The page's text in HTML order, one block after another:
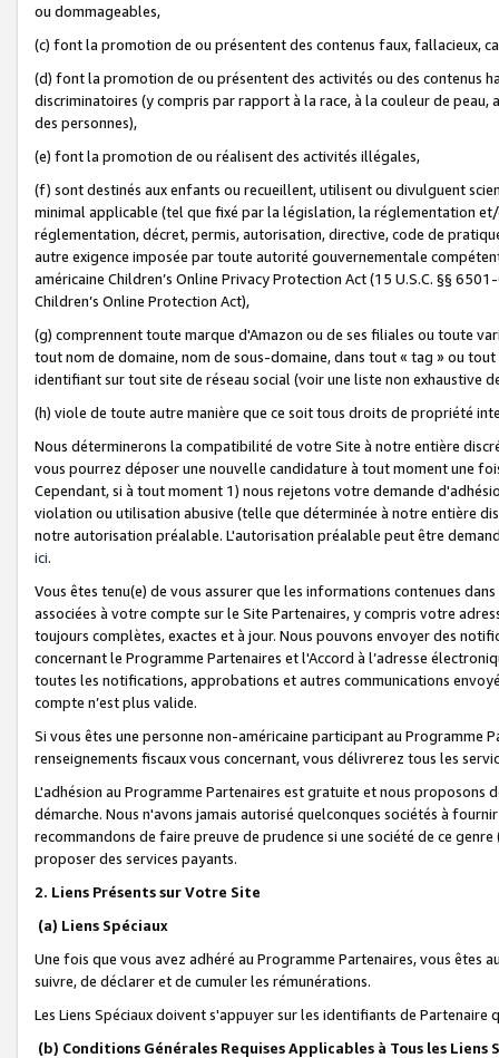
ou dommageables,
(c) font la promotion de ou présentent des contenus faux, fallacieux,
(d) font la promotion de ou présentent des activités ou des contenus
discriminatoires (y compris par rapport à la race, à la couleur de
des personnes),
(e) font la promotion de ou réalisent des activités illégales,
(f) sont destinés aux enfants ou recueillent, utilisent ou divulguent
minimal applicable (tel que fixé par la législation, la réglementation
réglementation, décret, permis, autorisation, directive, code de
autre exigence imposée par toute autorité gouvernementale
américaine Children’s Online Privacy Protection Act (15 U.S.C. §§
Children’s Online Protection Act),
(g) comprennent toute marque d'Amazon ou de ses filiales ou toute
tout nom de domaine, nom de sous-domaine, dans tout « tag » ou
identifiant sur tout site de réseau social (voir une liste non exhaustive
(h) viole de toute autre manière que ce soit tous droits de propriété
Nous déterminerons la compatibilité de votre Site à notre entière
vous pourrez déposer une nouvelle candidature à tout moment une
Cependant, si à tout moment 1) nous rejetons votre demande
violation ou utilisation abusive (telle que déterminée à notre entière
notre autorisation préalable. L'autorisation préalable peut être
ici.
Vous êtes tenu(e) de vous assurer que les informations contenues
associées à votre compte sur le Site Partenaires, y compris votre
toujours complètes, exactes et à jour. Nous pouvons envoyer des
concernant le Programme Partenaires et l'Accord à l’adresse
toutes les notifications, approbations et autres communications
compte n’est plus valide.
Si vous êtes une personne non-américaine participant au
renseignements fiscaux vous concernant, vous délivrerez tous les
L'adhésion au Programme Partenaires est gratuite et nous proposons
démarche. Nous n'avons jamais autorisé quelconques sociétés à
recommandons de faire preuve de prudence si une société de ce
proposer des services payants.
2. Liens Présents sur Votre Site
(a) Liens Spéciaux
Une fois que vous avez adhéré au Programme Partenaires, vous êtes
suivre, de déclarer et de cumuler les rémunérations.
Les Liens Spéciaux doivent s'appuyer sur les identifiants de Partenaire
(b) Conditions Générales Requises Applicables à Tous les Liens